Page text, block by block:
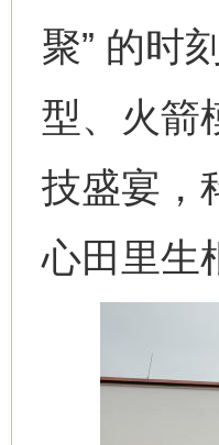
聚” 的时
型、火箭
技盛宴，
心田里生